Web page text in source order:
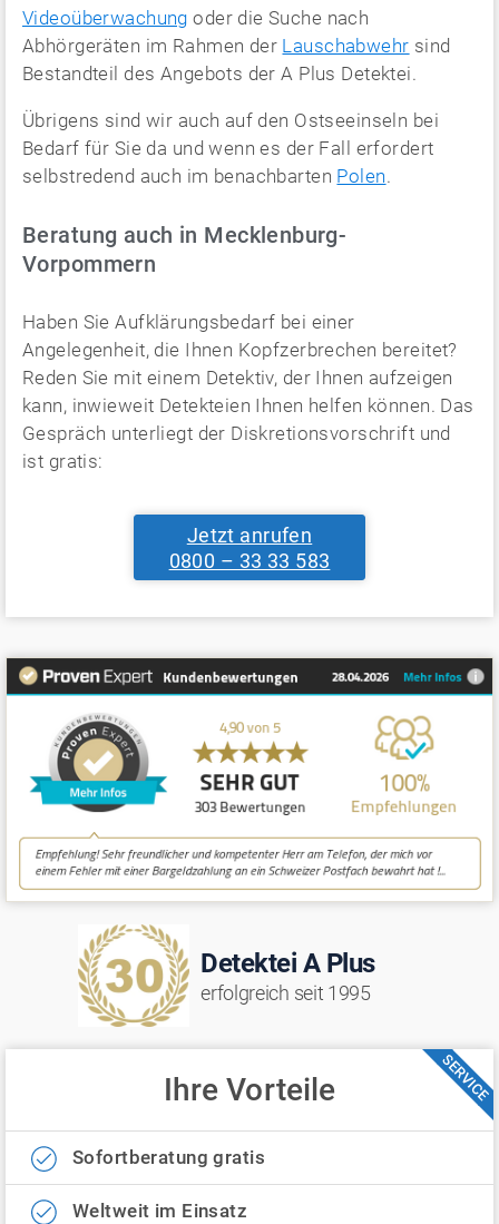
Videoüberwachung oder die Suche nach
Abhörgeräten im Rahmen der Lauschabwehr sind
Bestandteil des Angebots der A Plus Detektei.
Übrigens sind wir auch auf den Ostseeinseln bei
Bedarf für Sie da und wenn es der Fall erfordert
selbstredend auch im benachbarten Polen.
Beratung auch in Mecklenburg-
Vorpommern
Haben Sie Aufklärungsbedarf bei einer
Angelegenheit, die Ihnen Kopfzerbrechen bereitet?
Reden Sie mit einem Detektiv, der Ihnen aufzeigen
kann, inwieweit Detekteien Ihnen helfen können. Das
Gespräch unterliegt der Diskretionsvorschrift und
ist gratis:
Jetzt anrufen
0800 – 33 33 583
Detektei A Plus
erfolgreich seit 1995
SERVICE
Ihre Vorteile
Sofortberatung gratis
Weltweit im Einsatz